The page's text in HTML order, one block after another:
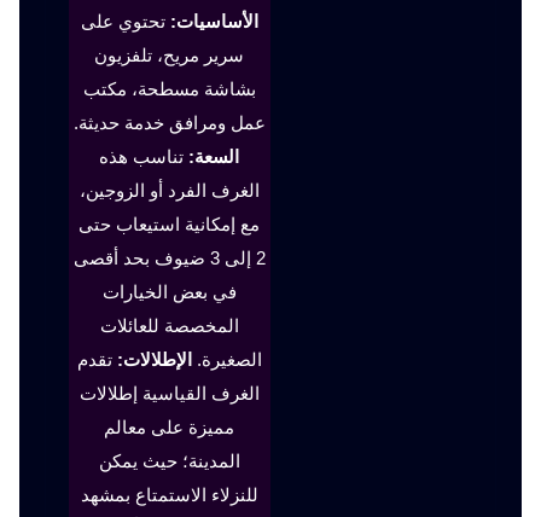
الأساسيات: تحتوي على
سرير مريح، تلفزيون
بشاشة مسطحة، مكتب
عمل ومرافق خدمة حديثة.
السعة: تناسب هذه
الغرف الفرد أو الزوجين،
مع إمكانية استيعاب حتى
2 إلى 3 ضيوف بحد أقصى
في بعض الخيارات
المخصصة للعائلات
الصغيرة. الإطلالات: تقدم
الغرف القياسية إطلالات
مميزة على معالم
المدينة؛ حيث يمكن
للنزلاء الاستمتاع بمشهد